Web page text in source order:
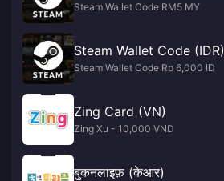
Steam Wallet Code RM5 MY
Steam Wallet Code (IDR)
Steam Wallet Code Rp 6,000 ID
Zing Card (VN)
Zing Xu - 10,000 VND
बुकनलाइफ़ (केआर)